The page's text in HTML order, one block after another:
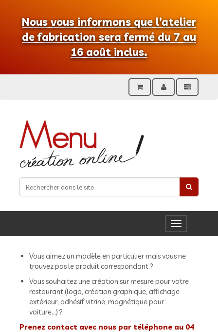
Nous vous informons que l’atelier
de fabrication sera fermé du 7 au
16 août inclus.
Toggle
navigation
Vous aimez un modèle en particulier mais vous ne
trouvez pas le produit correspondant ?
Vous souhaitez une création sur mesure pour votre
restaurant (logo, création graphique, affichage
extérieur, adhésif vitrine, magnétique pour
voiture...) ?
Prenez contact avec nous par téléphone au 04